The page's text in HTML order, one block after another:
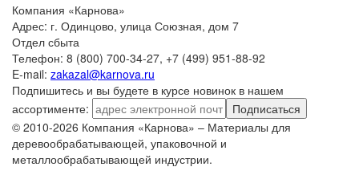
Компания «Карнова»
Адрес: г. Одинцово, улица Союзная, дом 7
Отдел сбыта
Телефон: 8 (800) 700-34-27, +7 (499) 951-88-92
E-mail: zakazal@karnova.ru
Подпишитесь и вы будете в курсе новинок в нашем
ассортименте:
Подписаться
© 2010-2026 Компания «Карнова» – Материалы для
деревообрабатывающей, упаковочной и
металлообрабатывающей индустрии.